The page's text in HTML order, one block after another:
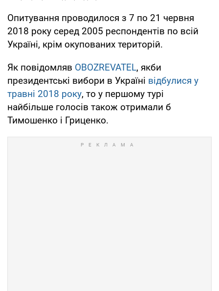
Опитування проводилося з 7 по 21 червня
2018 року серед 2005 респондентів по всій
Україні, крім окупованих територій.
Як повідомляв OBOZREVATEL, якби
президентські вибори в Україні відбулися у
травні 2018 року, то у першому турі
найбільше голосів також отримали б
Тимошенко і Гриценко.